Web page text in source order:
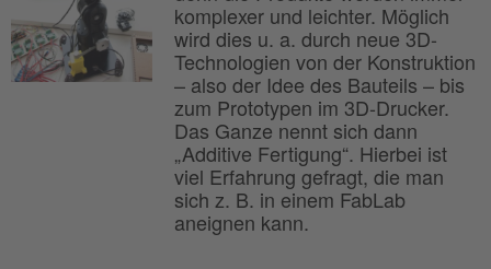
komplexer und leichter. Möglich
wird dies u. a. durch neue 3D-
Technologien von der Konstruktion
– also der Idee des Bauteils – bis
zum Prototypen im 3D-Drucker.
Das Ganze nennt sich dann
„Additive Fertigung“. Hierbei ist
viel Erfahrung gefragt, die man
sich z. B. in einem FabLab
aneignen kann.